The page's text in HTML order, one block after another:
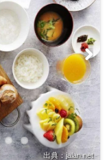
出典：jalan.net